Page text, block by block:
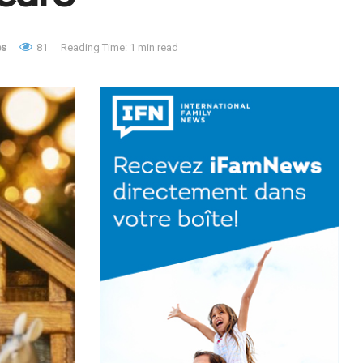
81 Reading Time: 1 min read